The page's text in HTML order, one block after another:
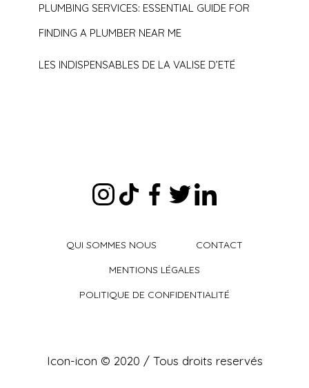
PLUMBING SERVICES: ESSENTIAL GUIDE FOR
FINDING A PLUMBER NEAR ME
LES INDISPENSABLES DE LA VALISE D’ETÉ
QUI SOMMES NOUS
CONTACT
MENTIONS LÉGALES
POLITIQUE DE CONFIDENTIALITÉ
Icon-icon © 2020 / Tous droits reservés